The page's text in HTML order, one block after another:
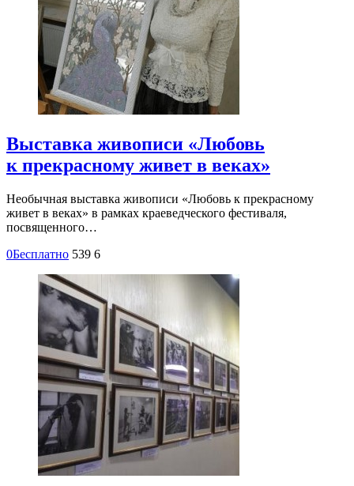
Выставка живописи «Любовь
к прекрасному живет в веках»
Необычная выставка живописи «Любовь к прекрасному
живет в веках» в рамках краеведческого фестиваля,
посвященного…
0Бесплатно 539 6